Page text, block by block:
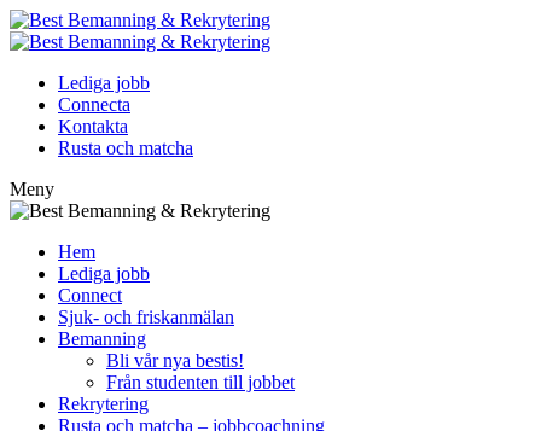
Lediga jobb
Connecta
Kontakta
Rusta och matcha
Meny
Hem
Lediga jobb
Connect
Sjuk- och friskanmälan
Bemanning
Bli vår nya bestis!
Från studenten till jobbet
Rekrytering
Rusta och matcha – jobbcoachning